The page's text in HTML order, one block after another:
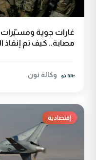
غارات جوية
مصابة.. كيف تم إنقاذ
وكالة نون
إقتصادية